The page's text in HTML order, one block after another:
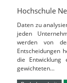
Hochschule
Daten zu
jeden
werden von
Entscheidungen
die Entwicklung
gewichteten…